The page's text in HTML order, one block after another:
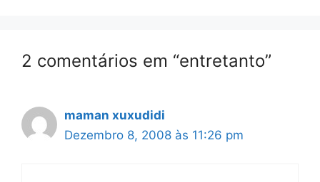
2 comentários em “entretanto”
maman xuxudidi
Dezembro 8, 2008 às 11:26 pm